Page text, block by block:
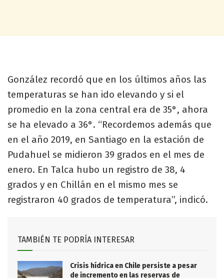
González recordó que en los últimos años las
temperaturas se han ido elevando y si el
promedio en la zona central era de 35°, ahora
se ha elevado a 36°. “Recordemos además que
en el año 2019, en Santiago en la estación de
Pudahuel se midieron 39 grados en el mes de
enero. En Talca hubo un registro de 38, 4
grados y en Chillán en el mismo mes se
registraron 40 grados de temperatura”, indicó.
TAMBIÉN TE PODRÍA INTERESAR
Crisis hídrica en Chile persiste a pesar
de incremento en las reservas de